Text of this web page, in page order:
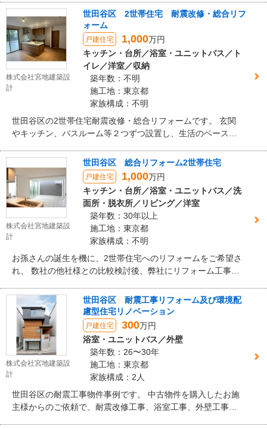
だけました。こちらのキッチンはナスラックキッチンセスパ
で、耐久性に優れたクォーツ（水晶）を採用した新素材のブ
ラックシンクです。スタイリッシュなデザインで、利便性・
機能性に優れたキッチンです。
株式会社宮地建築設
計
世田谷区 2世帯住宅 耐震改修・総合リフ
ォーム
戸建住宅 1,000万円
キッチン・台所／浴室・ユニットバス／ト
イレ／洋室／収納
築年数：不明
施工地：東京都
家族構成：不明
世田谷区の2世帯住宅耐震改修・総合リフォームです。 玄関
やキッチン、バスルーム等２つずつ設置し、生活のベースは
過ごすことができます。 広々としたアイランドキッチンやバ
スルームで快適な空間を作ることができました。
株式会社宮地建築設
計
世田谷区 総合リフォーム2世帯住宅
戸建住宅 1,000万円
キッチン・台所／浴室・ユニットバス／洗
面所・脱衣所／リビング／洋室
築年数：30年以上
施工地：東京都
家族構成：不明
お孫さんの誕生を機に、2世帯住宅へのリフォームをご希望さ
れ、 数社の他社様との比較検討後、弊社にリフォーム工事を
いただきました。 築35年の住宅を世代を超えて住み継がれ、
孫世代の新居として生まれ変わりました。 天井裏に遮音性能
向上の防音工事も行い、玄関は別にし、 2世帯住宅仕様とし
てのプライバシーを確保しています。
株式会社宮地建築設
計
世田谷区 耐震工事リフォーム及び環境配
慮型住宅リノベーション
戸建住宅 300万円
浴室・ユニットバス／外壁
築年数：26〜30年
施工地：東京都
家族構成：2人
世田谷区の耐震工事物件事例です。 中古物件を購入したお施
主様からのご依頼で、耐震改修工事、浴室工事、外壁工事を